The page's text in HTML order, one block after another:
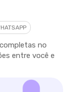
no
entre você e